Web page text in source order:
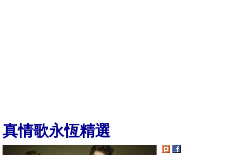
真情歌永恆精選